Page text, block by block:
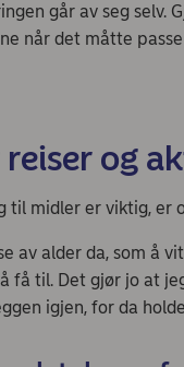
går av seg selv.
når det måtte
og
midler er viktig, er
av alder da, som å
få til. Det gjør jo at
igjen, for da